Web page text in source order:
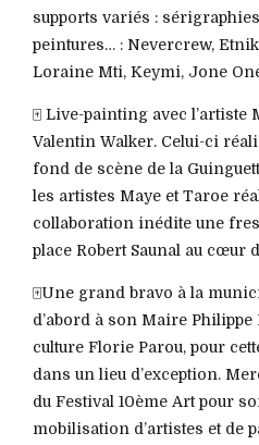
supports variés :
peintures… : Nevercrew,
Loraine Mti, Keymi, Jone
🀄️ Live-painting avec l’artiste
Valentin Walker. Celui-ci
fond de scène de la
les artistes Maye et Taroe
collaboration inédite une
place Robert Saunal au cœur
🀄️Une grand bravo à la
d’abord à son Maire Philippe
culture Florie Parou, pour
dans un lieu d’exception.
du Festival 10ème Art pour
mobilisation d’artistes et de